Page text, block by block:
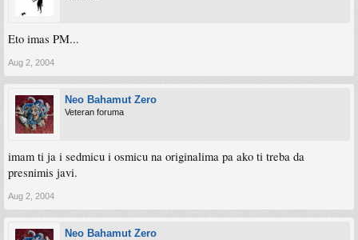
Eto imas PM...
Aug 2, 2004
Neo Bahamut Zero
Veteran foruma
imam ti ja i sedmicu i osmicu na originalima pa ako ti treba da
presnimis javi.
Aug 2, 2004
Neo Bahamut Zero